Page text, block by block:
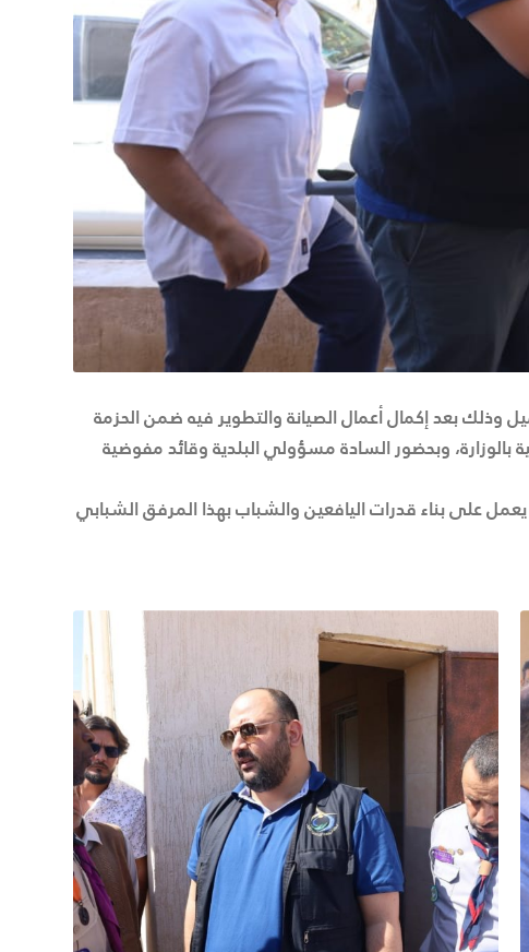
2022م بزيارة ميدانية لمقر فوج كشاف الجميل وذلك بعد إكمال أعمال الصيانة والتطوير فيه ضمن الحزمة
بالوزارة، وبحضور السادة مسؤولي البلدية وقائد مفوضية
على بناء قدرات اليافعين والشباب بهذا المرفق الشبابي